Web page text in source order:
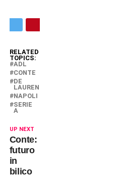
RELATED
TOPICS:
ADL
CONTE
DE
LAURENTIIS
NAPOLI
SERIE
A
UP NEXT
Conte:
futuro
in
bilico